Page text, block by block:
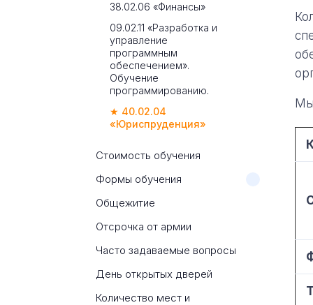
38.02.06 «Финансы»
09.02.11 «Разработка и
управление
программным
обеспечением».
Обучение
программированию.
★ 40.02.04
«Юриспруденция»
Стоимость обучения
Формы обучения
Общежитие
Отсрочка от армии
Часто задаваемые вопросы
День открытых дверей
Количество мест и